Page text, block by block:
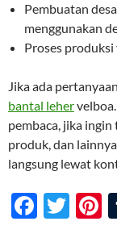
Pembuatan
menggunakan
Proses produksi
Jika ada
bantal leher
pembaca, jika
produk, dan
langsung lewat
F
T